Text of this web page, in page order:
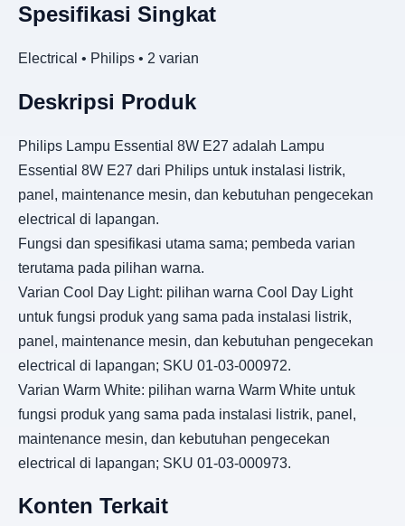
Spesifikasi Singkat
Electrical • Philips • 2 varian
Deskripsi Produk
Philips Lampu Essential 8W E27 adalah Lampu
Essential 8W E27 dari Philips untuk instalasi listrik,
panel, maintenance mesin, dan kebutuhan pengecekan
electrical di lapangan.
Fungsi dan spesifikasi utama sama; pembeda varian
terutama pada pilihan warna.
Varian Cool Day Light: pilihan warna Cool Day Light
untuk fungsi produk yang sama pada instalasi listrik,
panel, maintenance mesin, dan kebutuhan pengecekan
electrical di lapangan; SKU 01-03-000972.
Varian Warm White: pilihan warna Warm White untuk
fungsi produk yang sama pada instalasi listrik, panel,
maintenance mesin, dan kebutuhan pengecekan
electrical di lapangan; SKU 01-03-000973.
Konten Terkait